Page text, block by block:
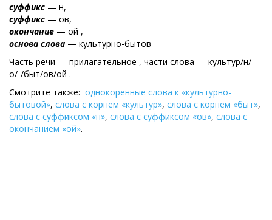
суффикс — н,
суффикс — ов,
окончание — ой ,
основа слова — культурно-бытов
Часть речи — прилагательное , части слова — культур/н/
о/-/быт/ов/ой .
Смотрите также: однокоренные слова к «культурно-
бытовой», слова с корнем «культур», слова с корнем «быт»,
слова с суффиксом «н», слова с суффиксом «ов», слова с
окончанием «ой».